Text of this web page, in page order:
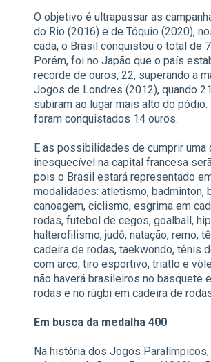
O objetivo é ultrapassar as
do Rio (2016) e de Tóquio (2020),
cada, o Brasil conquistou o total de
Porém, foi no Japão que o país
recorde de ouros, 22, superando a
Jogos de Londres (2012), quando
subiram ao lugar mais alto do pódio.
foram conquistados 14 ouros.
E as possibilidades de cumprir uma
inesquecível na capital francesa
pois o Brasil estará representado
modalidades: atletismo, badminton,
canoagem, ciclismo, esgrima em
rodas, futebol de cegos, goalball,
halterofilismo, judô, natação, remo,
cadeira de rodas, taekwondo, tênis
com arco, tiro esportivo, triatlo e
não haverá brasileiros no basquete
rodas e no rúgbi em cadeira de
Em busca da medalha 400
Na história dos Jogos